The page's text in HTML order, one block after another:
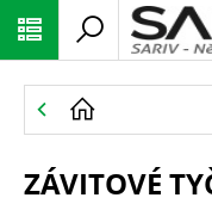
ZÁVITOVÉ